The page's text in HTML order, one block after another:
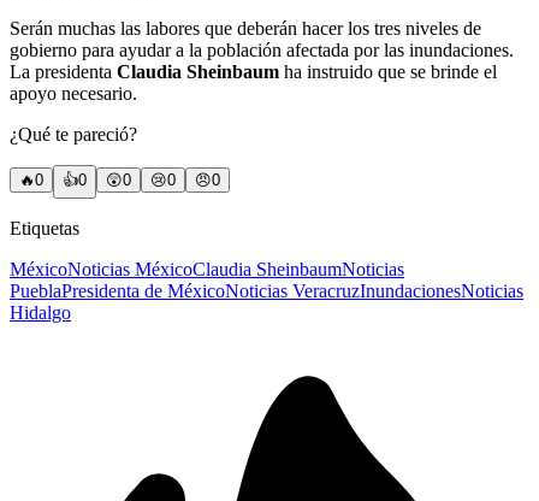
Serán muchas las labores que deberán hacer los tres niveles de
gobierno para ayudar a la población afectada por las inundaciones.
La presidenta Claudia Sheinbaum ha instruido que se brinde el
apoyo necesario.
¿Qué te pareció?
🔥0 👍0 😲0 😢0 😠0
Etiquetas
MéxicoNoticias MéxicoClaudia SheinbaumNoticias
PueblaPresidenta de MéxicoNoticias VeracruzInundacionesNoticias
Hidalgo